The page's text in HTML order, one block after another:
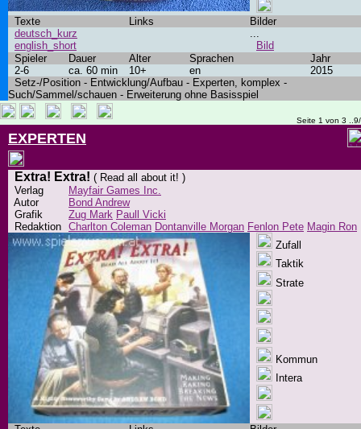
Texte Links
Bilder
deutsch_kurz
english_short
...
Bild
Spieler
Dauer Alter Sprachen
Jahr
2-6
ca. 60 min 10+ en
2015
Setz-/Position - Entwicklung/Aufbau - Experten, komplex -
Such/Sammel/schauen - Erweiterung ohne Basisspiel
Seite 1 von 3
EXPERTEN
Extra! Extra! ( Read all about it! )
Verlag
Mayfair Games Inc.
Autor
Bond Andrew
Grafik
Zug Mark Paull Vicki
Redaktion Charlton Coleman Dontanville Morgan Fenlon Pete Magin Ron
Zufall
Taktik
Strate
Kommun
Intera